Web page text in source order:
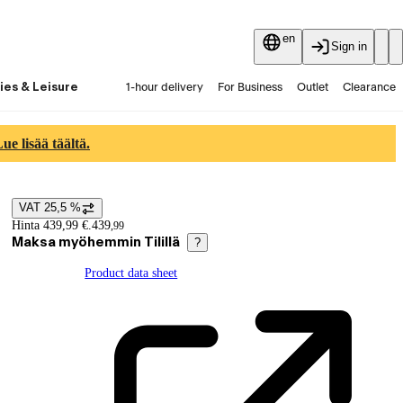
en
Sign in
& Leisure 1-hour delivery For Business Outlet Clearance
lisää täältä.
Price details
VAT 25,5 %
Hinta 439,99 €.439,99
Maksa myöhemmin Tilillä ?
Product data sheet